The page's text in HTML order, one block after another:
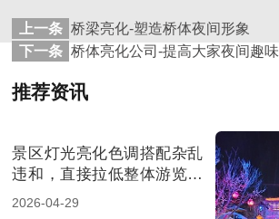
上一条 桥梁亮化-塑造桥体夜间形象
下一条 桥体亮化公司-提高大家夜间趣味
推荐资讯
景区灯光亮化色调搭配杂乱
违和，直接拉低整体游览体
验
2026-04-29